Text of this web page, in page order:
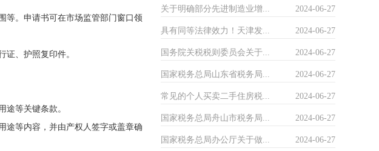
等。申请书可在市场监管部门窗口领
、护照复印件。
途等关键条款。
途等内容，并由产权人签字或盖章确
关于明确部分先进制造业增... 2024-06-27
具有同等法律效力！天津发... 2024-06-27
国务院关税税则委员会关于... 2024-06-27
国家税务总局山东省税务局... 2024-06-27
常见的个人买卖二手住房税... 2024-06-27
国家税务总局舟山市税务局... 2024-06-27
国家税务总局办公厅关于做... 2024-06-27